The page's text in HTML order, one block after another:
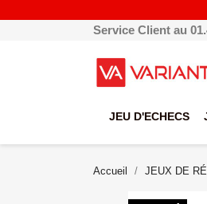
Service Client au
JEU D'ECHECS
Accueil JEUX DE